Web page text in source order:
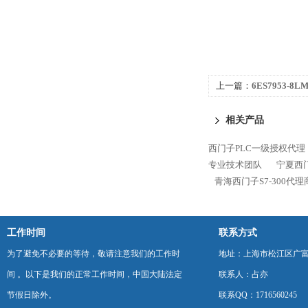
上一篇： 6ES7953-
相关产品
西门子PLC一级授权代理
专业技术团队
宁夏西
青海西门子S7-300代理
工作时间
为了避免不必要的等待，敬请注意我们的工作时
间 。以下是我们的正常工作时间，中国大陆法定
节假日除外。
联系方式
地址：上海市松江区广
联系人：占亦
联系QQ：1716560245